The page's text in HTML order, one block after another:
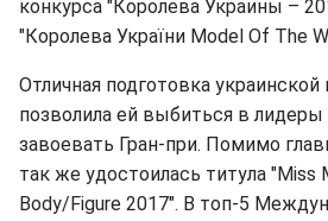
конкурса "Королева Украины –
"Королева України Model Of The
Отличная подготовка
позволила ей выбиться в лидеры
завоевать Гран-при. Помимо
так же удостоилась титула "Miss
Body/Figure 2017". В топ-5